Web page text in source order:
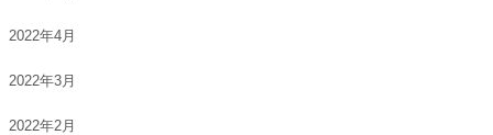
2022年4月
2022年3月
2022年2月